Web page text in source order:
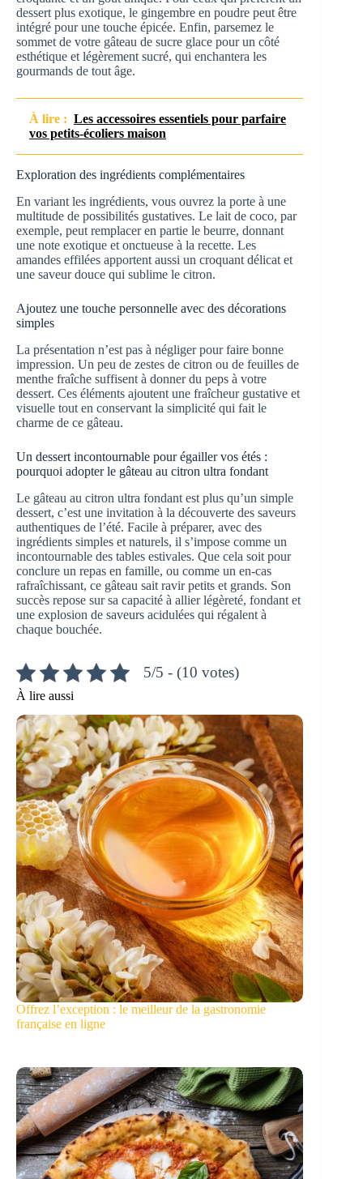
dessert plus exotique, le gingembre en poudre peut être
intégré pour une touche épicée. Enfin, parsemez le
sommet de votre gâteau de sucre glace pour un côté
esthétique et légèrement sucré, qui enchantera les
gourmands de tout âge.
À lire : Les accessoires essentiels pour parfaire
vos petits-écoliers maison
Exploration des ingrédients complémentaires
En variant les ingrédients, vous ouvrez la porte à une
multitude de possibilités gustatives. Le lait de coco, par
exemple, peut remplacer en partie le beurre, donnant
une note exotique et onctueuse à la recette. Les
amandes effilées apportent aussi un croquant délicat et
une saveur douce qui sublime le citron.
Ajoutez une touche personnelle avec des décorations
simples
La présentation n’est pas à négliger pour faire bonne
impression. Un peu de zestes de citron ou de feuilles de
menthe fraîche suffisent à donner du peps à votre
dessert. Ces éléments ajoutent une fraîcheur gustative et
visuelle tout en conservant la simplicité qui fait le
charme de ce gâteau.
Un dessert incontournable pour égailler vos étés :
pourquoi adopter le gâteau au citron ultra fondant
Le gâteau au citron ultra fondant est plus qu’un simple
dessert, c’est une invitation à la découverte des saveurs
authentiques de l’été. Facile à préparer, avec des
ingrédients simples et naturels, il s’impose comme un
incontournable des tables estivales. Que cela soit pour
conclure un repas en famille, ou comme un en-cas
rafraîchissant, ce gâteau sait ravir petits et grands. Son
succès repose sur sa capacité à allier légèreté, fondant et
une explosion de saveurs acidulées qui régalent à
chaque bouchée.
5/5 - (10 votes)
À lire aussi
Offrez l’exception : le meilleur de la gastronomie
française en ligne